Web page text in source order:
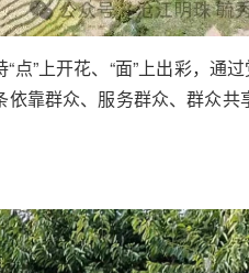
点”上开花、“面”上出彩，通
靠群众、服务群众、群众共